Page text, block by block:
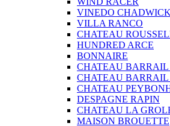
VINEDO CHADWICK
VILLA RANCO
CHATEAU
HUNDRED ARCE
BONNAIRE
CHATEAU
CHATEAU BARRAIL
CHATEAU
DESPAGNE RAPIN
CHATEAU LA
MAISON BROUETTE